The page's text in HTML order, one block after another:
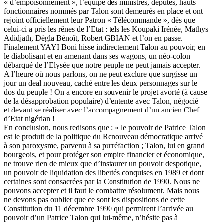
« d’empoisonnement », l’équipe des ministres, députés, hauts
fonctionnaires nommés par Talon sont demeurés en place et ont
rejoint officiellement leur Patron « Télécommande », dès que
celui-ci a pris les rênes de l’Etat : tels les Koupaki Irénée, Mathys
Adidjath, Dègla Bénoît, Robert GBIAN et l’on en passe.
Finalement YAYI Boni hisse indirectement Talon au pouvoir, en
le diabolisant et en amenant dans ses wagons, un néo-colon
débarqué de l’Elysée que notre peuple ne peut jamais accepter.
A l’heure où nous parlons, on ne peut exclure que surgisse un
jour un deal nouveau, caché entre les deux personnages sur le
dos du peuple ! On a encore en souvenir le projet avorté (à cause
de la désapprobation populaire) d’entente avec Talon, négocié
et devant se réaliser avec l’accompagnement d’un ancien Chef
d’Etat nigérian !
En conclusion, nous redisons que : « le pouvoir de Patrice Talon
est le produit de la politique du Renouveau démocratique arrivé
à son paroxysme, parvenu à sa putréfaction ; Talon, lui en grand
bourgeois, et pour protéger son empire financier et économique,
ne trouve rien de mieux que d’instaurer un pouvoir despotique,
un pouvoir de liquidation des libertés conquises en 1989 et dont
certaines sont consacrées par la Constitution de 1990. Nous ne
pouvons accepter et il faut le combattre résolument. Mais nous
ne devons pas oublier que ce sont les dispositions de cette
Constitution du 11 décembre 1990 qui permirent l’arrivée au
pouvoir d’un Patrice Talon qui lui-même, n’hésite pas à